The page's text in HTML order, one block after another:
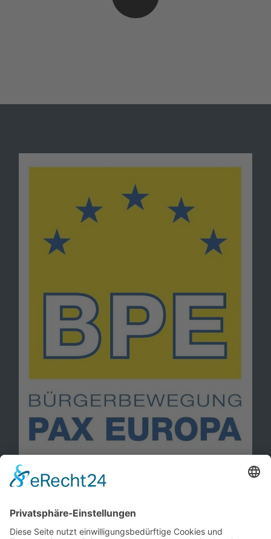
Kontakt